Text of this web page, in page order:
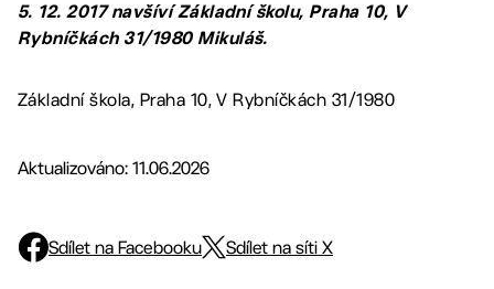
5. 12. 2017 navšíví Základní školu, Praha 10, V
Rybníčkách 31/1980 Mikuláš.
Základní škola, Praha 10, V Rybníčkách 31/1980
Aktualizováno: 11.06.2026
Sdílet na Facebooku Sdílet na síti X